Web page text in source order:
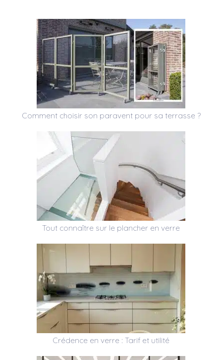
Comment choisir son paravent pour sa terrasse ?
Tout connaître sur le plancher en verre
Crédence en verre : Tarif et utilité